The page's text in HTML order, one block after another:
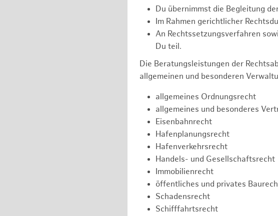
Du übernimmst die Begleitung
Im Rahmen gerichtlicher
An Rechtssetzungsverfahren
Du teil.
Die Beratungsleistungen der
allgemeinen und besonderen
allgemeines Ordnungsrecht
allgemeines und besonderes
Eisenbahnrecht
Hafenplanungsrecht
Hafenverkehrsrecht
Handels- und Gesellschaftsrecht
Immobilienrecht
öffentliches und privates
Schadensrecht
Schifffahrtsrecht